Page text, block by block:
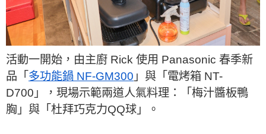
活動一開始，由主廚 Rick 使用 Panasonic 春季新
品「 多功能鍋 NF-GM300 」與「電烤箱 NT-
D700」，現場示範兩道人氣料理：「梅汁醬板鴨
胸」與「杜拜巧克力QQ球」。